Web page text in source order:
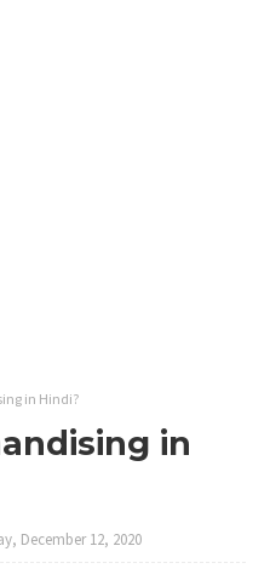
in Hindi?
in
December 12, 2020